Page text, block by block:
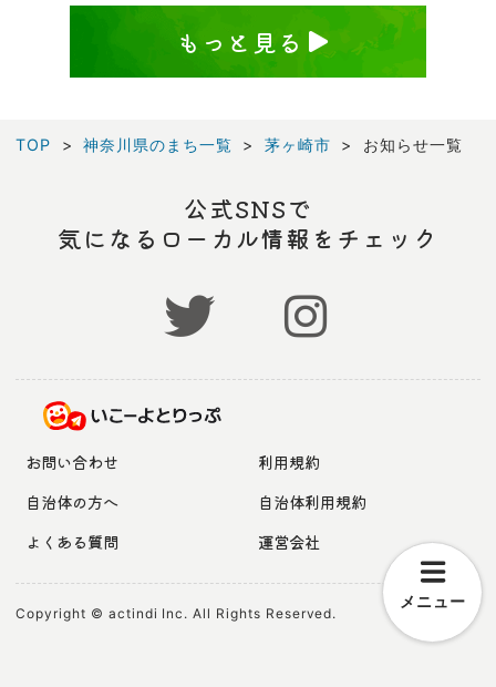
もっと見る
TOP 神奈川県のまち一覧 茅ヶ崎市 お知らせ一覧
メニュー
公式SNSで
気になるローカル情報をチェック
お問い合わせ
利用規約
自治体の方へ
自治体利用規約
よくある質問
運営会社
Copyright © actindi Inc. All Rights Reserved.